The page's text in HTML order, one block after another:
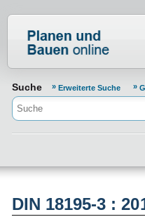
Suche Erweiterte Suche
DIN 18195-3 :